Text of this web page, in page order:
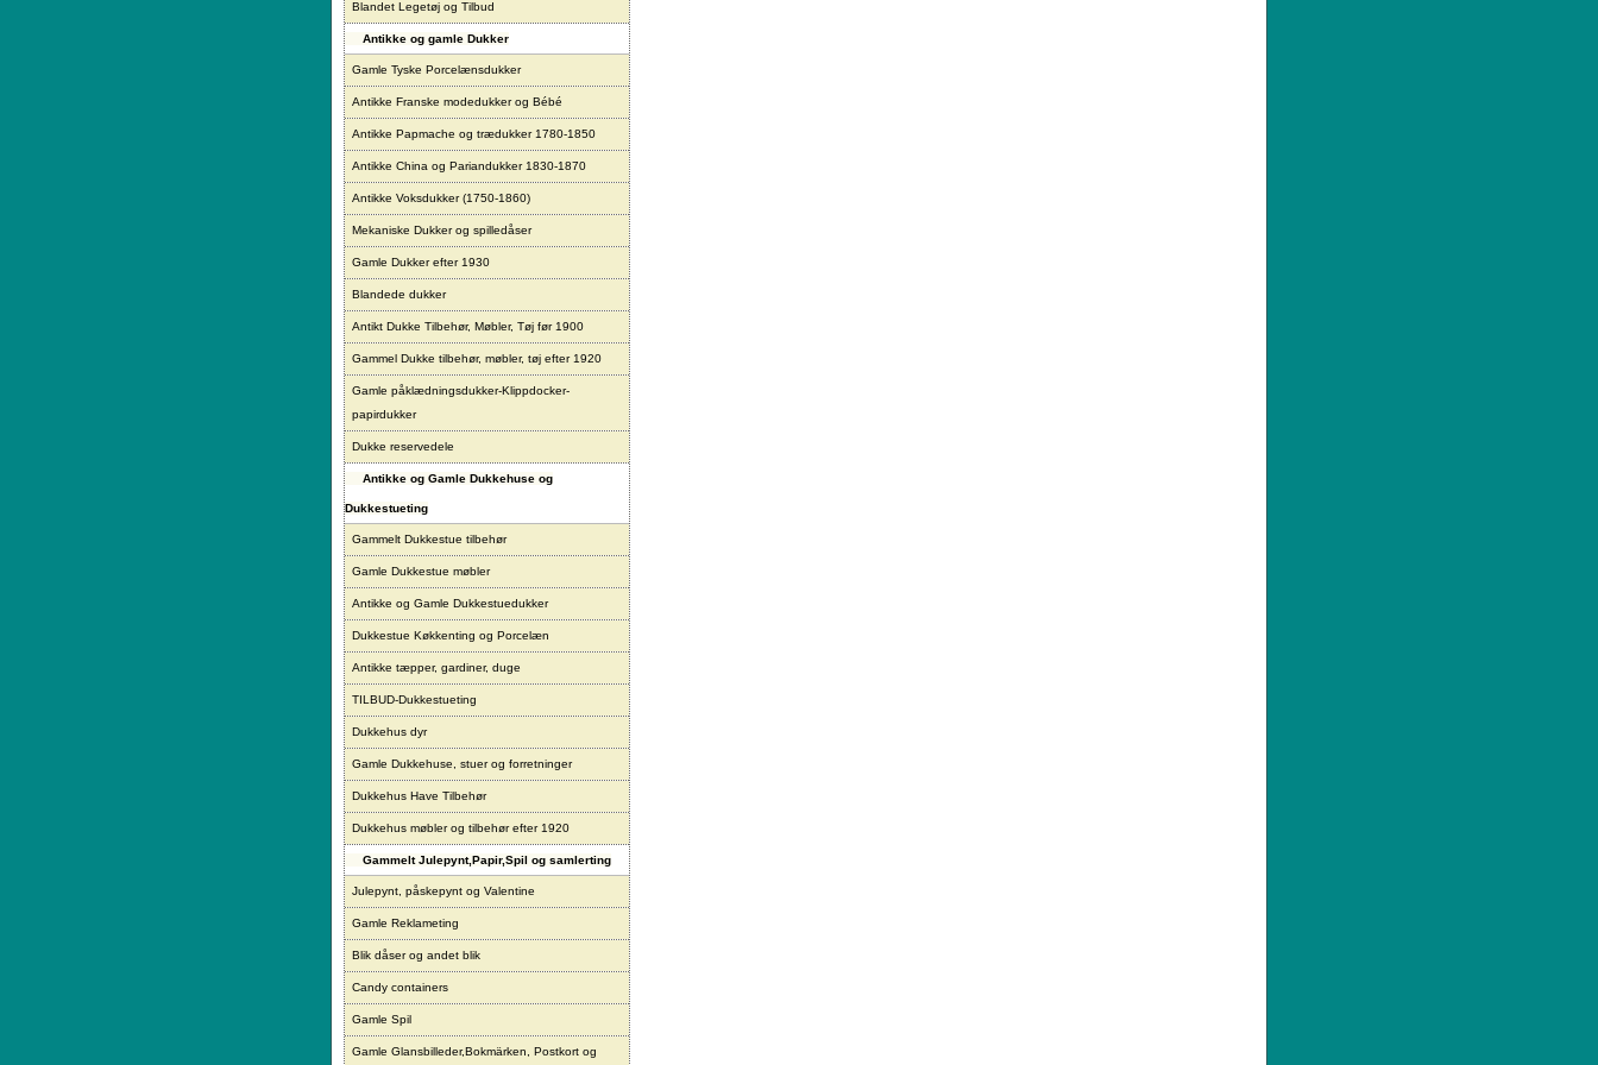
Blandet Legetøj og Tilbud
Antikke og gamle Dukker
Gamle Tyske Porcelænsdukker
Antikke Franske modedukker og Bébé
Antikke Papmache og trædukker 1780-1850
Antikke China og Pariandukker 1830-1870
Antikke Voksdukker (1750-1860)
Mekaniske Dukker og spilledåser
Gamle Dukker efter 1930
Blandede dukker
Antikt Dukke Tilbehør, Møbler, Tøj før 1900
Gammel Dukke tilbehør, møbler, tøj efter 1920
Gamle påklædningsdukker-Klippdocker-
papirdukker
Dukke reservedele
Antikke og Gamle Dukkehuse og
Dukkestueting
Gammelt Dukkestue tilbehør
Gamle Dukkestue møbler
Antikke og Gamle Dukkestuedukker
Dukkestue Køkkenting og Porcelæn
Antikke tæpper, gardiner, duge
TILBUD-Dukkestueting
Dukkehus dyr
Gamle Dukkehuse, stuer og forretninger
Dukkehus Have Tilbehør
Dukkehus møbler og tilbehør efter 1920
Gammelt Julepynt,Papir,Spil og samlerting
Julepynt, påskepynt og Valentine
Gamle Reklameting
Blik dåser og andet blik
Candy containers
Gamle Spil
Gamle Glansbilleder,Bokmärken, Postkort og